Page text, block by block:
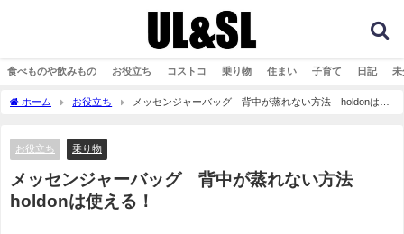
食べものや飲みもの お役立ち コストコ 乗り物 住まい 子育て 日記 未
ホーム お役立ち
メッセンジャーバッグ 背中が蒸れない方法 holdonは使
お役立ち 乗り物
メッセンジャーバッグ 背中が蒸れない方法
holdonは使える！